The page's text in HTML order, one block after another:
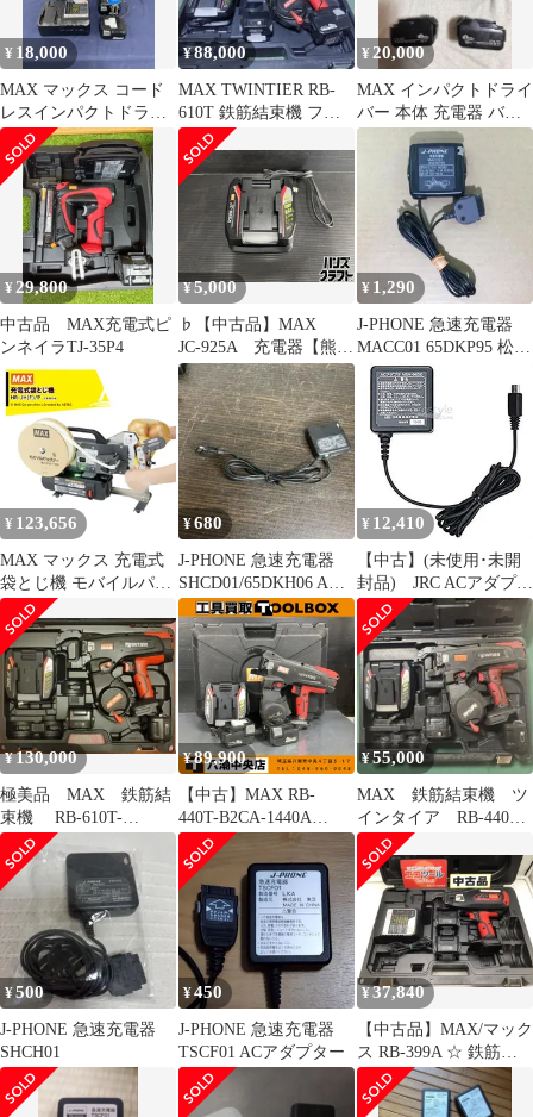
¥ 18,000
MAX マックス コード
レスインパクトドライ
バ PJ-ID143B2C/40A 青
【八尾店】
¥88,000
MAX TWINTIER RB-
610T 鉄筋結束機 フル
セット
¥20,000
MAX インパクトドライ
バー 本体 充電器 バッ
テリー2個
¥29,800
中古品 MAX充電式ピ
ンネイラTJ-35P4
¥5,000
♭【中古品】MAX
JC-925A 充電器【熊本
けやき通り店】
¥ 1,290
J-PHONE 急速充電器
MACC01 65DKP95 松下
通信 携帯電話
¥ 123,656
MAX マックス 充電式
袋とじ機 モバイルパッ
クナー HR-JH(F)/P 本体
のみ バッテリ・充電
器・ボビン別売
HR90101
¥680
J-PHONE 急速充電器
SHCD01/65DKH06 AC
アダプター
¥ 12,410
【中古】(未使用･未開
封品) JRC ACアダプタ
NBA-9650 v1yptgt
¥130,000
極美品 MAX 鉄筋結
束機 RB-610T-
B2C/1450A フルセッ
ト
¥89,900
【中古】MAX RB-
440T-B2CA-1440A
14.4V充電式鉄筋結束機
【202】
¥55,000
MAX 鉄筋結束機 ツ
インタイア RB-440T
セット
¥500
J-PHONE 急速充電器
SHCH01
¥450
J-PHONE 急速充電器
TSCF01 ACアダプター
¥37,840
【中古品】MAX/マック
ス RB-399A ☆ 鉄筋結
束機 -B2C/40A
[IT_SJYE6][笠寺][M04]